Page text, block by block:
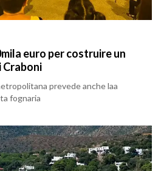
euro per costruire un
Craboni
prevede anche laa
fognaria